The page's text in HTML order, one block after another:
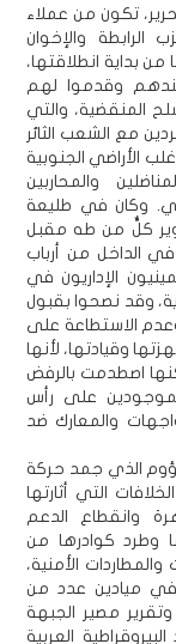
تكون من عملاء
الرابطة والإخوان
من بداية انطلاقتها،
عندهم وقدموا لهم
المنقضية، والتي
مع الشعب الثائر
الأراضي الجنوبية
والمحاربين
وكان في طليعة
كلٌّ من طه مقبل
الداخل من أرباب
الإداريون في
وقد نصحوا بقبول
وعدم الاستطاعة على
وقيادتها، لأنها
اصطدمت بالرفض
على رأس
والمعارك ضد
المشؤوم الذي جمد حركة
التي أثارتها
وانقطاع الدعم
وطرد كوادرها من
الأمنية،
في ميادين عدد من
مصير الجبهة
العربية